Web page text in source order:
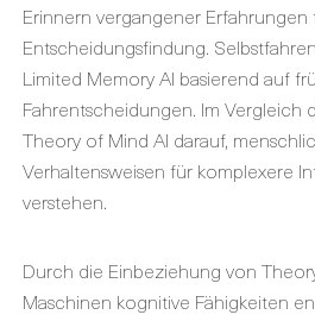
Erinnern vergangener Erfahrungen
Entscheidungsfindung.
Limited Memory AI basierend auf
Fahrentscheidungen. Im Vergleich
Theory of Mind AI darauf,
Verhaltensweisen für komplexere
verstehen.
Durch die Einbeziehung von
Maschinen kognitive Fähigkeiten